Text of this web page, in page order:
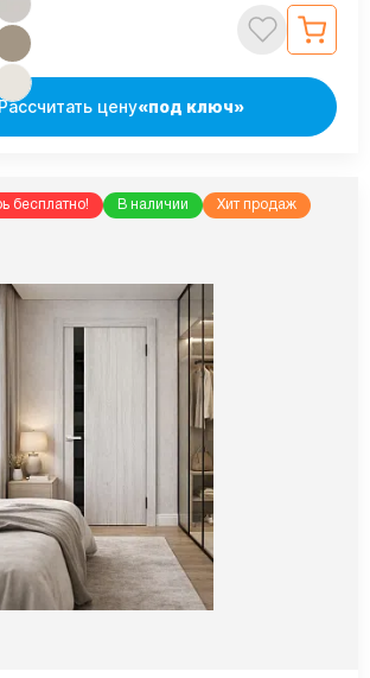
Рассчитать цену«под ключ»
бесплатно! В наличии Хит продаж